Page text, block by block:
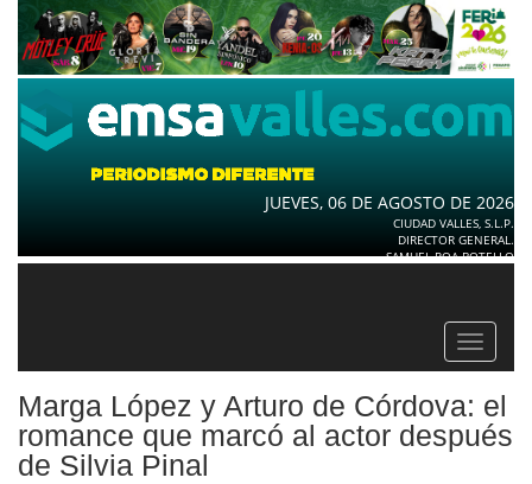
JUEVES, 06 DE AGOSTO DE 2026
CIUDAD VALLES, S.L.P.
DIRECTOR GENERAL.
SAMUEL ROA BOTELLO
Toggle
Marga López y Arturo de Córdova: el
romance que marcó al actor después
de Silvia Pinal